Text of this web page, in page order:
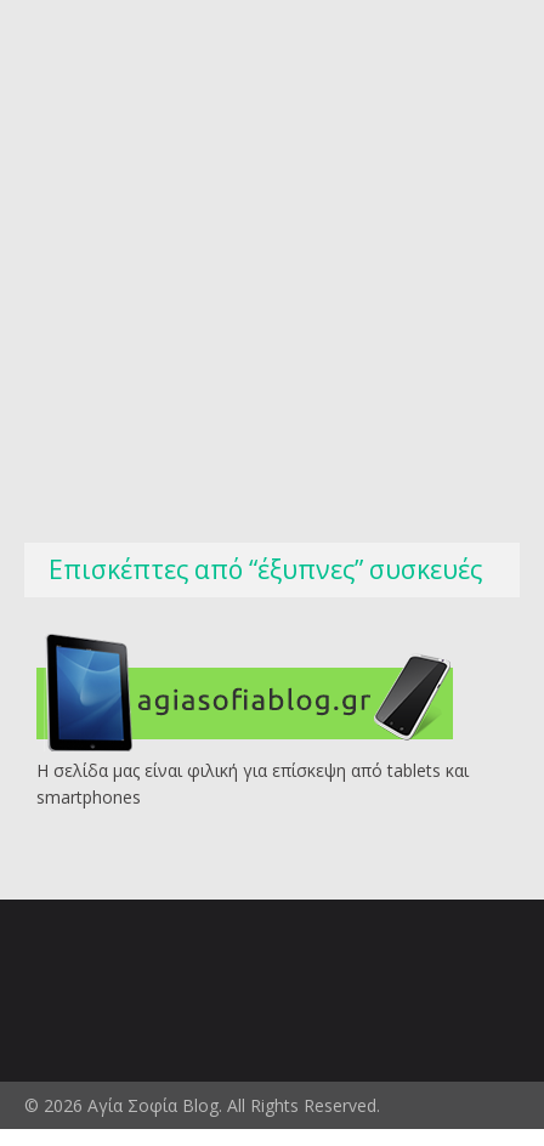
Επισκέπτες από “έξυπνες” συσκευές
Η σελίδα μας είναι φιλική για επίσκεψη από tablets και
smartphones
© 2026 Αγία Σοφία Blog. All Rights Reserved.